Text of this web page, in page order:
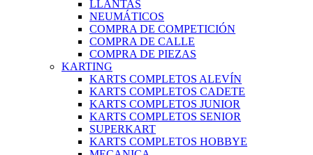
LLANTAS
NEUMÁTICOS
COMPRA DE COMPETICIÓN
COMPRA DE CALLE
COMPRA DE PIEZAS
KARTING
KARTS COMPLETOS ALEVÍN
KARTS COMPLETOS CADETE
KARTS COMPLETOS JUNIOR
KARTS COMPLETOS SENIOR
SUPERKART
KARTS COMPLETOS HOBBYE